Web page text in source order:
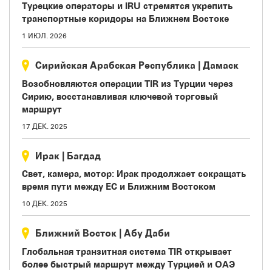
Турецкие операторы и IRU стремятся укрепить
транспортные коридоры на Ближнем Востоке
1 ИЮЛ. 2026
Сирийская Арабская Республика | Дамаск
Возобновляются операции TIR из Турции через
Сирию, восстанавливая ключевой торговый
маршрут
17 ДЕК. 2025
Ирак | Багдад
Свет, камера, мотор: Ирак продолжает сокращать
время пути между ЕС и Ближним Востоком
10 ДЕК. 2025
Ближний Восток | Абу Даби
Глобальная транзитная система TIR открывает
более быстрый маршрут между Турцией и ОАЭ